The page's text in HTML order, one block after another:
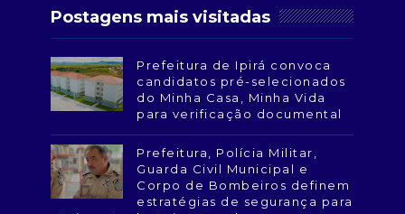
Postagens mais visitadas
Prefeitura de Ipirá convoca
candidatos pré-selecionados
do Minha Casa, Minha Vida
para verificação documental
Prefeitura, Polícia Militar,
Guarda Civil Municipal e
Corpo de Bombeiros definem
estratégias de segurança para